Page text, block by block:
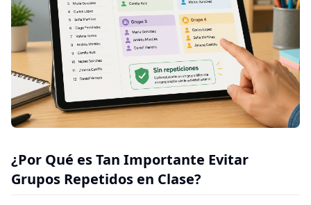
¿Por Qué es Tan Importante Evitar
Grupos Repetidos en Clase?